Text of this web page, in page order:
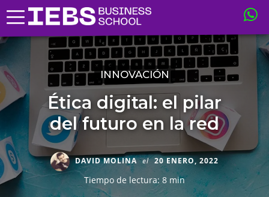
INNOVACIÓN
Ética digital: el pilar
del futuro en la red
DAVID MOLINA el 20 ENERO, 2022
Tiempo de lectura: 8 min